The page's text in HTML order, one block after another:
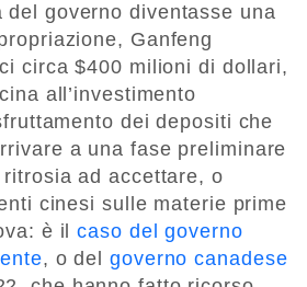
del governo diventasse una
Ganfeng
circa $400 milioni di dollari,
all’investimento
dei depositi che
a una fase preliminare
ad accettare, o
cinesi sulle materie prime
è ilcaso del governo
, o delgoverno canadese